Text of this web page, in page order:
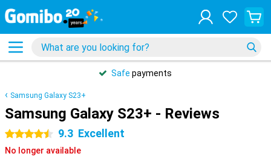
Safe payments
Samsung Galaxy S23+
Samsung Galaxy S23+ - Reviews
4.5 stars 9.3 Excellent
No longer available